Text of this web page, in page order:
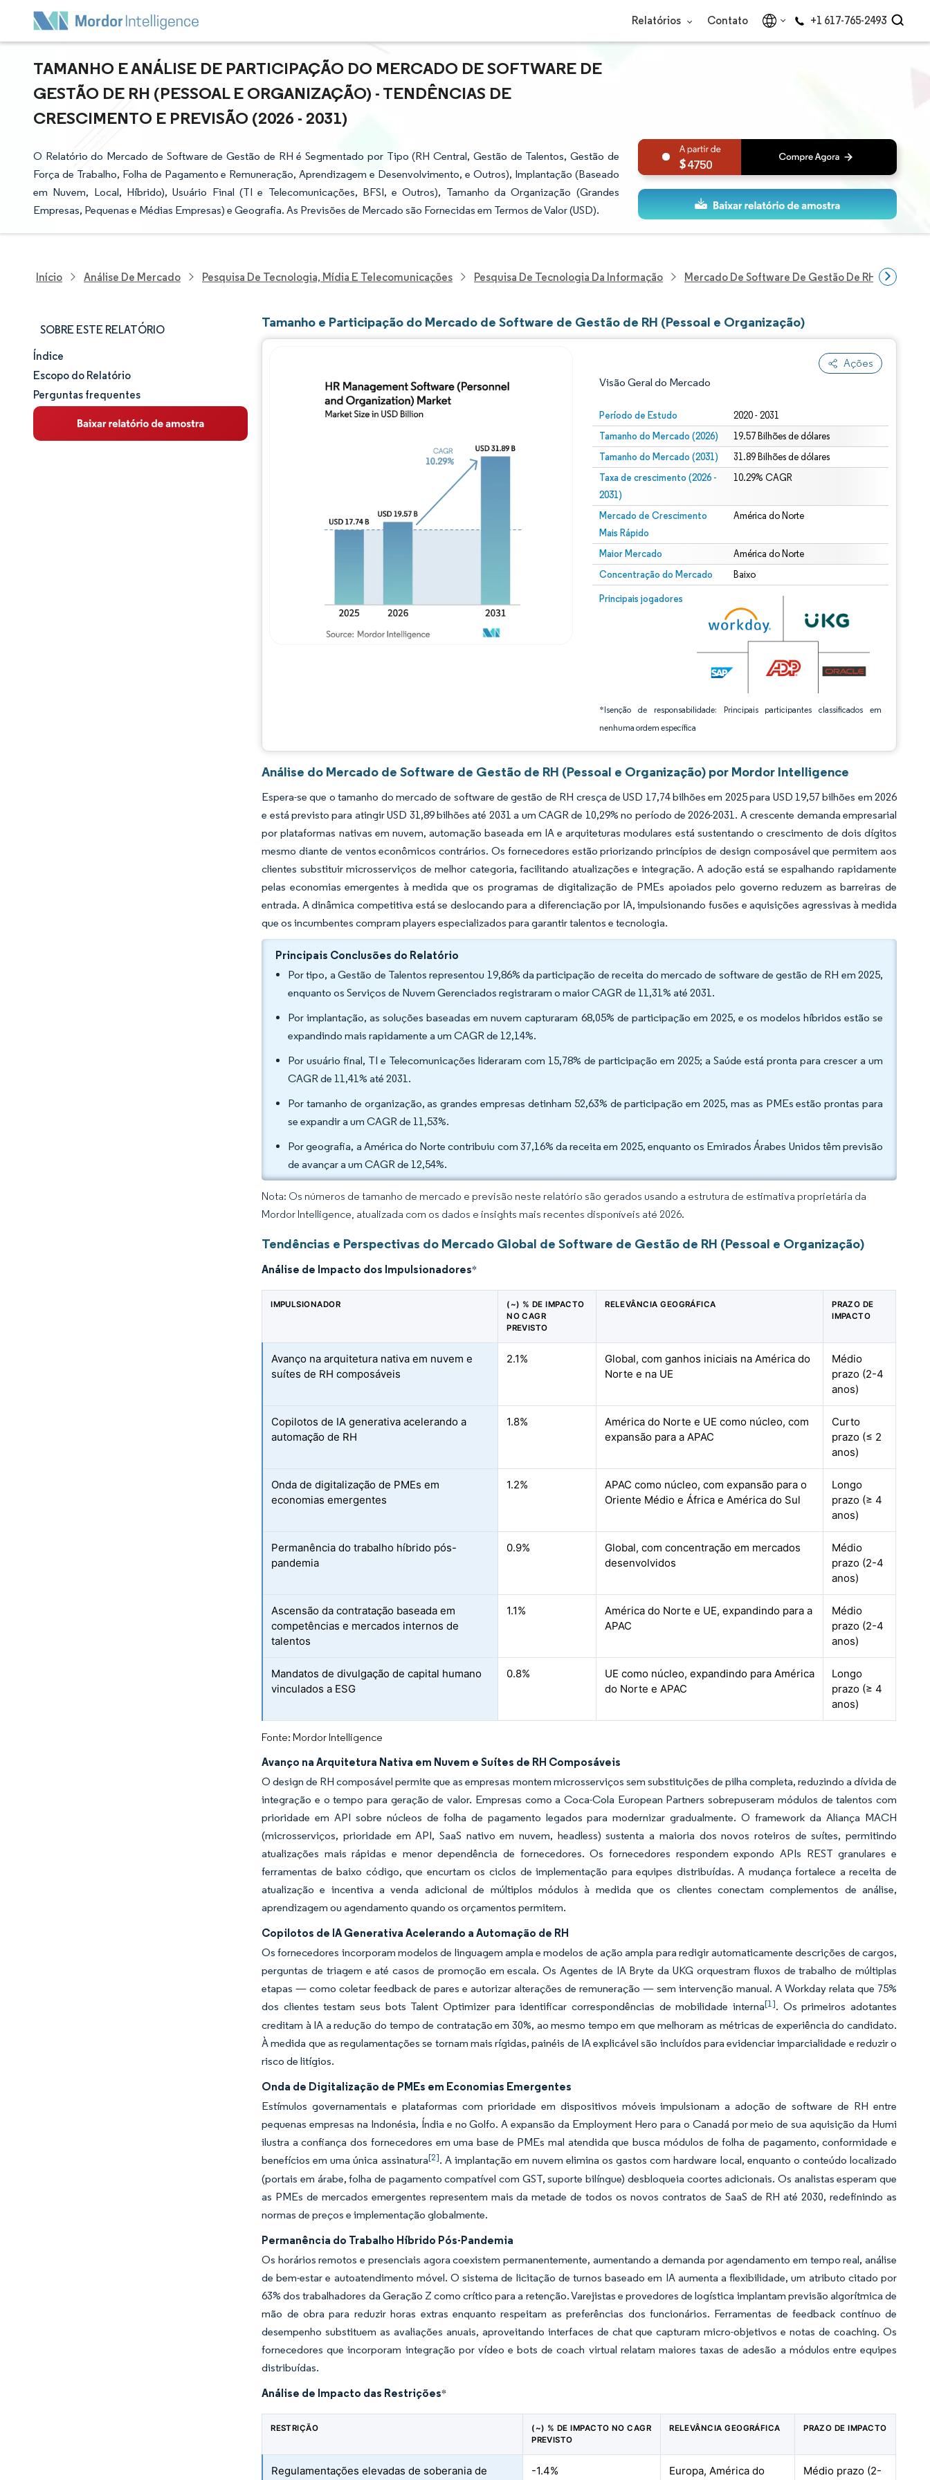
Relatórios Contato +1 617-765-2493
TAMANHO E ANÁLISE DE PARTICIPAÇÃO DO MERCADO DE SOFTWARE DE
GESTÃO DE RH (PESSOAL E ORGANIZAÇÃO) - TENDÊNCIAS DE
CRESCIMENTO E PREVISÃO (2026 - 2031)
O Relatório do Mercado de Software de Gestão de RH é Segmentado por Tipo (RH Central, Gestão de Talentos, Gestão de
Força de Trabalho, Folha de Pagamento e Remuneração, Aprendizagem e Desenvolvimento, e Outros), Implantação (Baseado
em Nuvem, Local, Híbrido), Usuário Final (TI e Telecomunicações, BFSI, e Outros), Tamanho da Organização (Grandes
Empresas, Pequenas e Médias Empresas) e Geografia. As Previsões de Mercado são Fornecidas em Termos de Valor (USD).
4750
Início Análise De Mercado Pesquisa De Tecnologia, Mídia E Telecomunicações Pesquisa De Tecnologia Da Informação Mercado De Software De Gestão De RH (Pessoal
SOBRE ESTE RELATÓRIO
Tamanho e participação de mercado
Análise de mercado
Tendências e insights
Índice
Escopo do Relatório
Perguntas frequentes
Tamanho e Participação do Mercado de Software de Gestão de RH (Pessoal e Organização)
Ações
Visão Geral do Mercado
Período de Estudo 2020 - 2031
Tamanho do Mercado (2026) 19.57 Bilhões de dólares
Tamanho do Mercado (2031) 31.89 Bilhões de dólares
Taxa de crescimento (2026 -
2031)
10.29% CAGR
Mercado de Crescimento
Mais Rápido
América do Norte
Maior Mercado América do Norte
Concentração do Mercado Baixo
Principais jogadores
*Isenção de responsabilidade: Principais participantes classificados em
nenhuma ordem específica
Imagem © Mordor Intelligence. O reuso requer atribuição conforme CC BY 4.0.
Imagem © Mordor Intelligence. O reuso requer atribuição conforme CC BY 4.0.
Análise do Mercado de Software de Gestão de RH (Pessoal e Organização) por Mordor Intelligence
Espera-se que o tamanho do mercado de software de gestão de RH cresça de USD 17,74 bilhões em 2025 para USD 19,57 bilhões em 2026
e está previsto para atingir USD 31,89 bilhões até 2031 a um CAGR de 10,29% no período de 2026-2031. A crescente demanda empresarial
por plataformas nativas em nuvem, automação baseada em IA e arquiteturas modulares está sustentando o crescimento de dois dígitos
mesmo diante de ventos econômicos contrários. Os fornecedores estão priorizando princípios de design composável que permitem aos
clientes substituir microsserviços de melhor categoria, facilitando atualizações e integração. A adoção está se espalhando rapidamente
pelas economias emergentes à medida que os programas de digitalização de PMEs apoiados pelo governo reduzem as barreiras de
entrada. A dinâmica competitiva está se deslocando para a diferenciação por IA, impulsionando fusões e aquisições agressivas à medida
que os incumbentes compram players especializados para garantir talentos e tecnologia.
Principais Conclusões do Relatório
Por tipo, a Gestão de Talentos representou 19,86% da participação de receita do mercado de software de gestão de RH em 2025,
enquanto os Serviços de Nuvem Gerenciados registraram o maior CAGR de 11,31% até 2031.
Por implantação, as soluções baseadas em nuvem capturaram 68,05% de participação em 2025, e os modelos híbridos estão se
expandindo mais rapidamente a um CAGR de 12,14%.
Por usuário final, TI e Telecomunicações lideraram com 15,78% de participação em 2025; a Saúde está pronta para crescer a um
CAGR de 11,41% até 2031.
Por tamanho de organização, as grandes empresas detinham 52,63% de participação em 2025, mas as PMEs estão prontas para
se expandir a um CAGR de 11,53%.
Por geografia, a América do Norte contribuiu com 37,16% da receita em 2025, enquanto os Emirados Árabes Unidos têm previsão
de avançar a um CAGR de 12,54%.
Nota: Os números de tamanho de mercado e previsão neste relatório são gerados usando a estrutura de estimativa proprietária da
Mordor Intelligence, atualizada com os dados e insights mais recentes disponíveis até 2026.
Tendências e Perspectivas do Mercado Global de Software de Gestão de RH (Pessoal e Organização)
Análise de Impacto dos Impulsionadores*
IMPULSIONADOR
(~) % DE IMPACTO
NO CAGR
PREVISTO
RELEVÂNCIA GEOGRÁFICA
PRAZO DE
IMPACTO
Avanço na arquitetura nativa em nuvem e
suítes de RH composáveis
2.1%
Global, com ganhos iniciais na América do
Norte e na UE
Médio
prazo (2-4
anos)
Copilotos de IA generativa acelerando a
automação de RH
1.8%
América do Norte e UE como núcleo, com
expansão para a APAC
Curto
prazo (≤ 2
anos)
Onda de digitalização de PMEs em
economias emergentes
1.2%
APAC como núcleo, com expansão para o
Oriente Médio e África e América do Sul
Longo
prazo (≥ 4
anos)
Permanência do trabalho híbrido pós-
pandemia
0.9%
Global, com concentração em mercados
desenvolvidos
Médio
prazo (2-4
anos)
Ascensão da contratação baseada em
competências e mercados internos de
talentos
1.1%
América do Norte e UE, expandindo para a
APAC
Médio
prazo (2-4
anos)
Mandatos de divulgação de capital humano
vinculados a ESG
0.8%
UE como núcleo, expandindo para América
do Norte e APAC
Longo
prazo (≥ 4
anos)
Fonte: Mordor Intelligence
Avanço na Arquitetura Nativa em Nuvem e Suítes de RH Composáveis
O design de RH composável permite que as empresas montem microsserviços sem substituições de pilha completa, reduzindo a dívida de
integração e o tempo para geração de valor. Empresas como a Coca-Cola European Partners sobrepuseram módulos de talentos com
prioridade em API sobre núcleos de folha de pagamento legados para modernizar gradualmente. O framework da Aliança MACH
(microsserviços, prioridade em API, SaaS nativo em nuvem, headless) sustenta a maioria dos novos roteiros de suítes, permitindo
atualizações mais rápidas e menor dependência de fornecedores. Os fornecedores respondem expondo APIs REST granulares e
ferramentas de baixo código, que encurtam os ciclos de implementação para equipes distribuídas. A mudança fortalece a receita de
atualização e incentiva a venda adicional de múltiplos módulos à medida que os clientes conectam complementos de análise,
aprendizagem ou agendamento quando os orçamentos permitem.
Copilotos de IA Generativa Acelerando a Automação de RH
Os fornecedores incorporam modelos de linguagem ampla e modelos de ação ampla para redigir automaticamente descrições de cargos,
perguntas de triagem e até casos de promoção em escala. Os Agentes de IA Bryte da UKG orquestram fluxos de trabalho de múltiplas
etapas — como coletar feedback de pares e autorizar alterações de remuneração — sem intervenção manual. A Workday relata que 75%
dos clientes testam seus bots Talent Optimizer para identificar correspondências de mobilidade interna[1]. Os primeiros adotantes
creditam à IA a redução do tempo de contratação em 30%, ao mesmo tempo em que melhoram as métricas de experiência do candidato.
À medida que as regulamentações se tornam mais rígidas, painéis de IA explicável são incluídos para evidenciar imparcialidade e reduzir o
risco de litígios.
Onda de Digitalização de PMEs em Economias Emergentes
Estímulos governamentais e plataformas com prioridade em dispositivos móveis impulsionam a adoção de software de RH entre
pequenas empresas na Indonésia, Índia e no Golfo. A expansão da Employment Hero para o Canadá por meio de sua aquisição da Humi
ilustra a confiança dos fornecedores em uma base de PMEs mal atendida que busca módulos de folha de pagamento, conformidade e
benefícios em uma única assinatura[2]. A implantação em nuvem elimina os gastos com hardware local, enquanto o conteúdo localizado
(portais em árabe, folha de pagamento compatível com GST, suporte bilíngue) desbloqueia coortes adicionais. Os analistas esperam que
as PMEs de mercados emergentes representem mais da metade de todos os novos contratos de SaaS de RH até 2030, redefinindo as
normas de preços e implementação globalmente.
Permanência do Trabalho Híbrido Pós-Pandemia
Os horários remotos e presenciais agora coexistem permanentemente, aumentando a demanda por agendamento em tempo real, análise
de bem-estar e autoatendimento móvel. O sistema de licitação de turnos baseado em IA aumenta a flexibilidade, um atributo citado por
63% dos trabalhadores da Geração Z como crítico para a retenção. Varejistas e provedores de logística implantam previsão algorítmica de
mão de obra para reduzir horas extras enquanto respeitam as preferências dos funcionários. Ferramentas de feedback contínuo de
desempenho substituem as avaliações anuais, aproveitando interfaces de chat que capturam micro-objetivos e notas de coaching. Os
fornecedores que incorporam integração por vídeo e bots de coach virtual relatam maiores taxas de adesão a módulos entre equipes
distribuídas.
Análise de Impacto das Restrições*
RESTRIÇÃO
(~) % DE IMPACTO NO CAGR
PREVISTO
RELEVÂNCIA GEOGRÁFICA PRAZO DE IMPACTO
Regulamentações elevadas de soberania de
-1.4%
Europa, América do
Médio prazo (2-